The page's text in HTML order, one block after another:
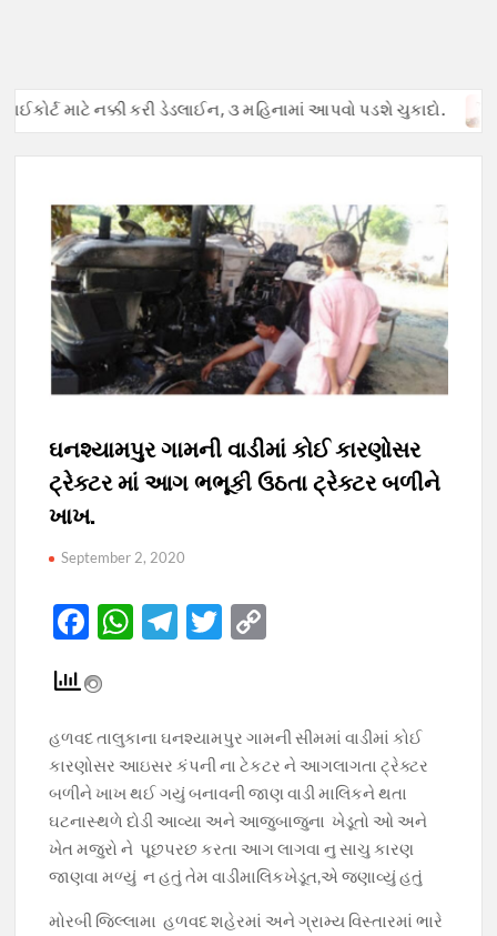
માટે નક્કી કરી ડેડલાઈન, ૩ મહિનામાં આપવો પડશે ચુકાદો.
ઘનશ્યામપુર ગામની વાડીમાં કોઈ કારણોસર
ટ્રેક્ટર માં આગ ભભૂકી ઉઠતા ટ્રેક્ટર બળીને
ખાખ.
September 2, 2020
F
e
b
o
o
k
W
s
A
p
p
T
gr
a
m
T
er y
Li
n
k
હળવદ તાલુકાના ઘનશ્યામપુર ગામની સીમમાં વાડીમાં કોઈ
કારણોસર આઇસર કંપની ના ટેકટર ને આગ‌લાગતા ટ્રેક્ટર
બળીને ખાખ થઈ ગયું બનાવની જાણ વાડી માલિકને થતા
ઘટનાસ્થળે દોડી આવ્યા અને આજુબાજુના ખેડૂતો ઓ અને
ખેત મજુરો ને પૂછપરછ કરતા આગ લાગવા નુ સાચુ કારણ
જાણવા મળ્યું ન હતું તેમ વાડીમાલિકખેડૂત,એ જણાવ્યું હતું
મોરબી જિલ્લા‌મા હળવદ શહેરમાં અને ગ્રામ્ય વિસ્તારમાં ભારે